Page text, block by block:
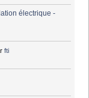
électrique -
fti